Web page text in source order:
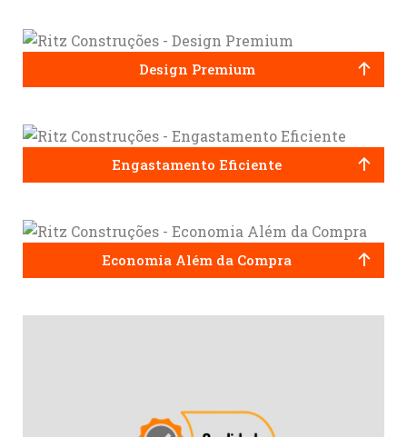
Design Premium
Engastamento Eficiente
Economia Além da Compra